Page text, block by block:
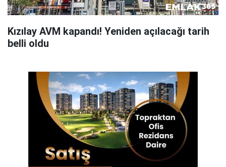
Kızılay AVM kapandı! Yeniden açılacağı tarih
belli oldu